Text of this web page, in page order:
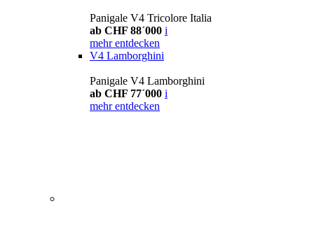
Panigale V4 Tricolore Italia
ab CHF 88´000 i
mehr entdecken
V4 Lamborghini
Panigale V4 Lamborghini
ab CHF 77´000 i
mehr entdecken